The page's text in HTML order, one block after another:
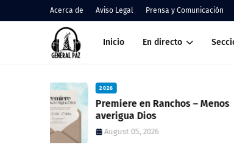
Acerca de Aviso Legal Prensa y Comunicación
Inicio En directo
Cáritas Ranchos
de la Colecta Anual y
nueva feria solidaria
August 05, 2026